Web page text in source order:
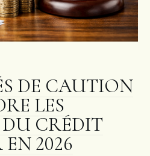
DE CAUTION
LES
CRÉDIT
2026